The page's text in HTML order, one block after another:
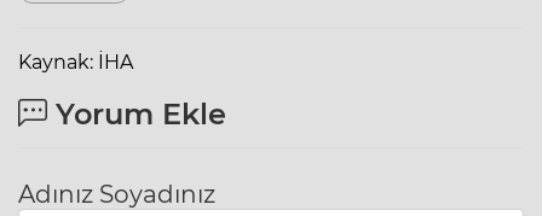
Kaynak: İHA
Yorum Ekle
Adınız Soyadınız